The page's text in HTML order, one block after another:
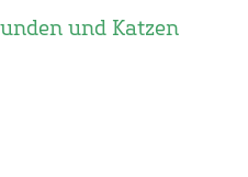
und Katzen